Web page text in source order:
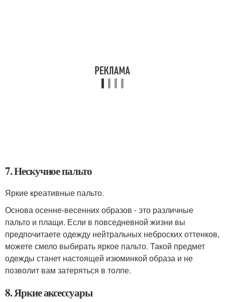
7. Нескучное пальто
Яркие креативные пальто.
Основа осенне-весенних образов - это различные
пальто и плащи. Если в повседневной жизни вы
предпочитаете одежду нейтральных неброских оттенков,
можете смело выбирать яркое пальто. Такой предмет
одежды станет настоящей изюминкой образа и не
позволит вам затеряться в толпе.
8. Яркие аксессуары